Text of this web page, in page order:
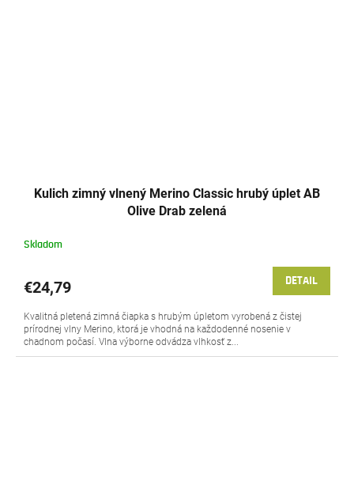
Kulich zimný vlnený Merino Classic hrubý úplet AB
Olive Drab zelená
Skladom
€24,79 DETAIL
Kvalitná pletená zimná čiapka s hrubým úpletom vyrobená z čistej
prírodnej vlny Merino, ktorá je vhodná na každodenné nosenie v
chadnom počasí. Vlna výborne odvádza vlhkosť z...